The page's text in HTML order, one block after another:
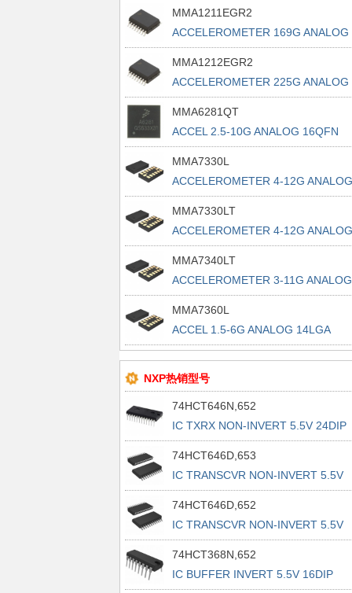
MMA1211EGR2
ACCELEROMETER 169G ANALOG
16SOIC
MMA1212EGR2
ACCELEROMETER 225G ANALOG
16SOIC
MMA6281QT
ACCEL 2.5-10G ANALOG 16QFN
MMA7330L
ACCELEROMETER 4-12G ANALOG
14LGA
MMA7330LT
ACCELEROMETER 4-12G ANALOG
14LGA
MMA7340LT
ACCELEROMETER 3-11G ANALOG
14LGA
MMA7360L
ACCEL 1.5-6G ANALOG 14LGA
NXP热销型号
74HCT646N,652
IC TXRX NON-INVERT 5.5V 24DIP
74HCT646D,653
IC TRANSCVR NON-INVERT 5.5V
24SO
74HCT646D,652
IC TRANSCVR NON-INVERT 5.5V
24SO
74HCT368N,652
IC BUFFER INVERT 5.5V 16DIP